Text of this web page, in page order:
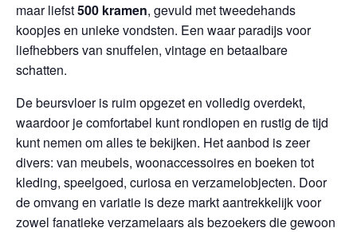
maar liefst500 kramen, gevuld met tweedehands
koopjes en unieke vondsten. Een waar paradijs voor
liefhebbers van snuffelen, vintage en betaalbare
schatten.
De beursvloer is ruim opgezet en volledig overdekt,
waardoor je comfortabel kunt rondlopen en rustig de tijd
kunt nemen om alles te bekijken. Het aanbod is zeer
divers: van meubels, woonaccessoires en boeken tot
kleding, speelgoed, curiosa en verzamelobjecten. Door
de omvang en variatie is deze markt aantrekkelijk voor
zowel fanatieke verzamelaars als bezoekers die gewoon